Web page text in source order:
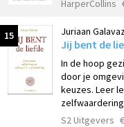
HarperCollins
15 Juriaan
Jij bent de
In de hoop
door je
keuzes. Leer
S2 Uitgevers